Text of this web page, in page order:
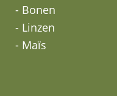
- Bonen
- Linzen
- Maïs